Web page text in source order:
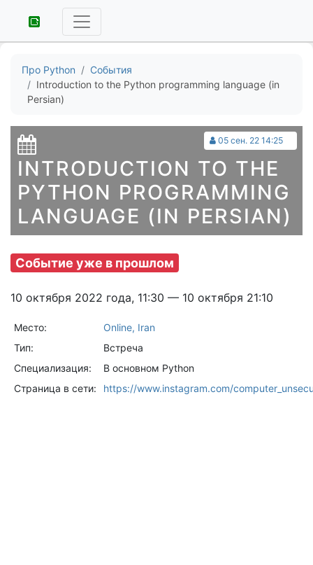
Про Python
События
Introduction to the Python programming language (in
Persian)
05 сен. 22 14:25
INTRODUCTION TO THE
PYTHON PROGRAMMING
LANGUAGE (IN PERSIAN)
Событие уже в прошлом
10 октября 2022 года, 11:30 — 10 октября 21:10
Место:
Online, Iran
Тип:
Встреча
Специализация:
В основном Python
Страница в сети:
https://www.instagram.com/